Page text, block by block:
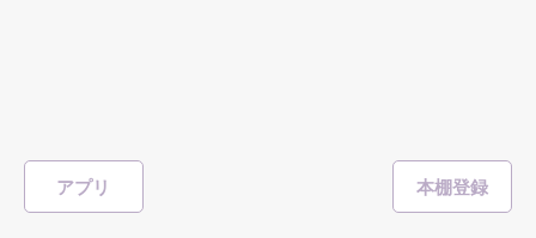
アプリ
『零度の華』第2弾
クラスメートに監禁された。